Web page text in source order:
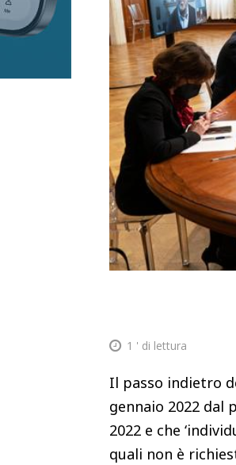
1 ' di lettura
Il passo indietro
gennaio 2022 dal
2022 e che
quali non è